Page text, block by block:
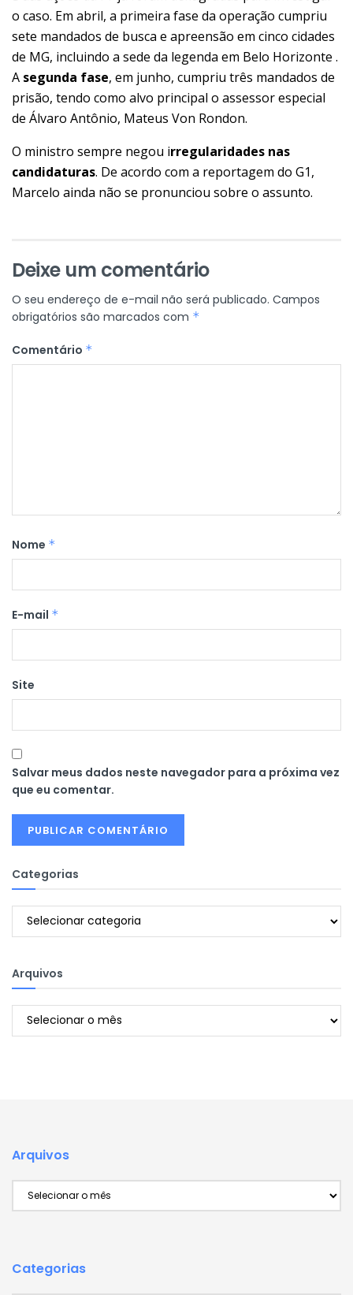
o caso. Em abril, a primeira fase da operação cumpriu
sete mandados de busca e apreensão em cinco cidades
de MG, incluindo a sede da legenda em Belo Horizonte .
A segunda fase, em junho, cumpriu três mandados de
prisão, tendo como alvo principal o assessor especial
de Álvaro Antônio, Mateus Von Rondon.
O ministro sempre negou irregularidades nas
candidaturas. De acordo com a reportagem do G1,
Marcelo ainda não se pronunciou sobre o assunto.
Deixe um comentário
O seu endereço de e-mail não será publicado. Campos
obrigatórios são marcados com *
Comentário *
Nome *
E-mail *
Site
Salvar meus dados neste navegador para a próxima vez
que eu comentar.
Categorias
Categorias
Arquivos
Arquivos
Arquivos
Categorias